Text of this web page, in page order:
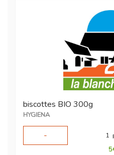
biscottes BIO 300g
HYGIENA
-
1
5